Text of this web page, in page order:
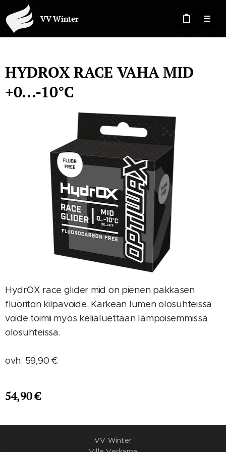
VV Winter
HYDROX RACE VAHA MID
+0...-10°C
HydrOX race glider mid on pienen pakkasen
fluoriton kilpavoide. Karkean lumen olosuhteissa
voide toimii myös kelialuettaan lämpöisemmissä
olosuhteissa.
ovh. 59,90 €
54,90€
VV Winter